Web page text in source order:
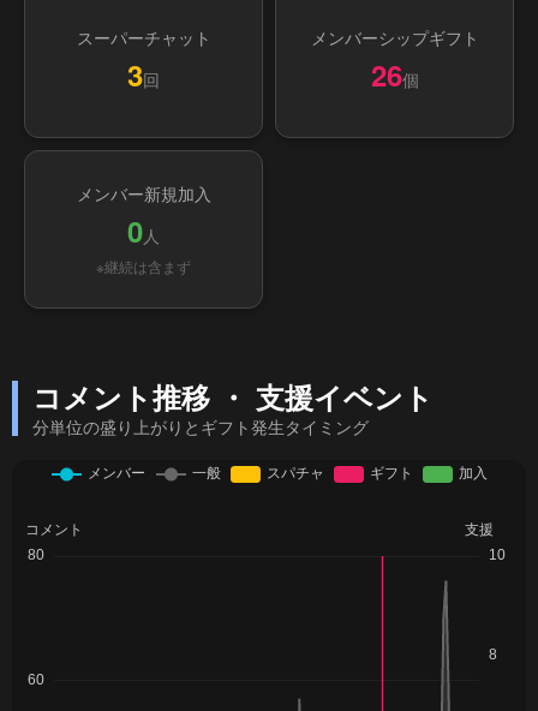
スーパーチャット
3回
メンバーシップギフト
26個
メンバー新規加入
0人
※継続は含まず
コメント推移 ・ 支援イベント
分単位の盛り上がりとギフト発生タイミング